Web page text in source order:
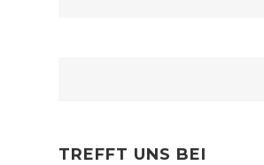
TREFFT UNS BEI